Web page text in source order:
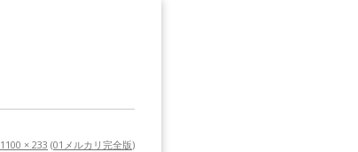
1100 × 233 (01メルカリ完全版)